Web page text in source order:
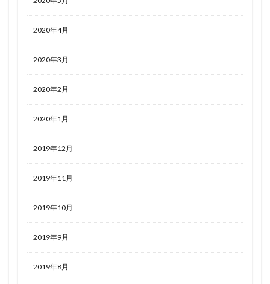
2020年4月
2020年3月
2020年2月
2020年1月
2019年12月
2019年11月
2019年10月
2019年9月
2019年8月